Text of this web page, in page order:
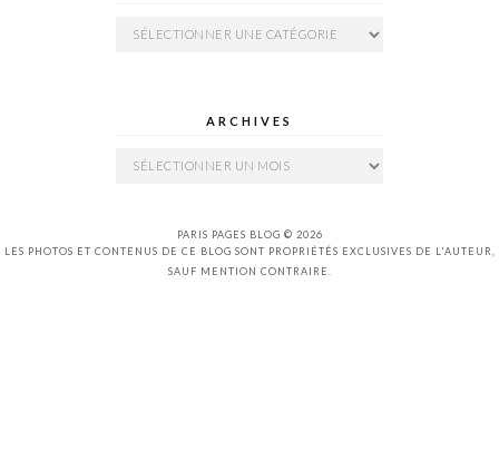
Catégories
ARCHIVES
Archives
PARIS PAGES BLOG © 2026
LES PHOTOS ET CONTENUS DE CE BLOG SONT PROPRIÉTÉS EXCLUSIVES DE L'AUTEUR,
SAUF MENTION CONTRAIRE.